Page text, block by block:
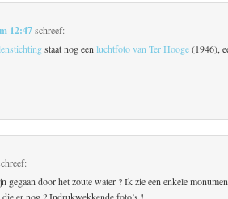
12:47 schreef:
staat nog eenluchtfoto van Ter Hooge(1946),
gegaan door het zoute water ? Ik zie een enkele